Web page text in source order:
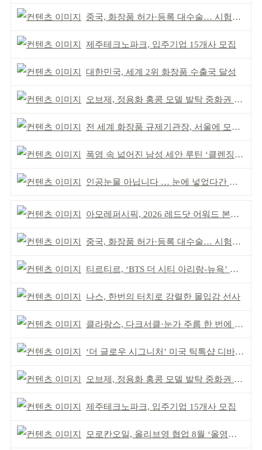
중국, 화장품 허가·등록 대수술… 시험자료 공용 허용
제주테크노파크, 입주기업 15개사 모집
대한민국, 세계 2위 화장품 수출국 달성
오브제, 정용화 홍콩 모델 발탁 중화권 공략 강화
전 세계 화장품 규제기관장, 서울에 모인다
폭염 속 넓어진 남성 세안 루틴 ‘클렌징’ 거래액 급증
인공눈물 아닙니다 … 눈에 넣었다간 각막 손상
아모레퍼시픽, 2026 레드닷 어워드 본상 2개 수상
중국, 화장품 허가·등록 대수술… 시험자료 공용 허용
티르티르, ‘BTS 더 시티 아리랑-뉴욕’ 참여
나스, 한번의 터치로 강렬한 몰입감 선사
클라랑스, 다크서클·눈가 주름 한 번에 더블 케어
‘더 글로우 시그니처’ 미국 틱톡샵 디바이스 부문 1위
오브제, 정용화 홍콩 모델 발탁 중화권 공략 강화
제주테크노파크, 입주기업 15개사 모집
모로칸오일, 올리브영 협업 8월 ‘올영픽’ 선정